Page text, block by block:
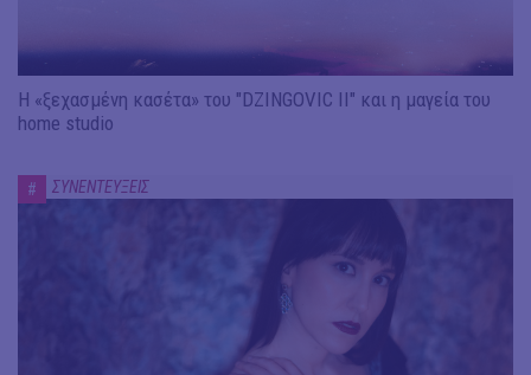
Η «ξεχασμένη κασέτα» του "DZINGOVIC II" και η μαγεία του
home studio
# ΣΥΝΕΝΤΕΥΞΕΙΣ